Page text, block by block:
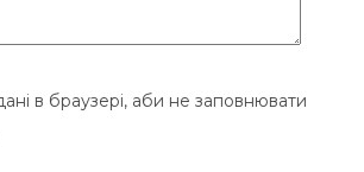
в браузері, аби не заповнювати